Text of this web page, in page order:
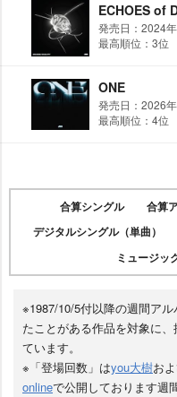
ECHOES of
発売日：2024
最高順位：3位
ONE
発売日：2026
最高順位：4位
合算シングル 合算
デジタルシングル（単曲）
ミュージッ
※1987/10/5付以降の週間ア
たことがある作品を対象に
ています。
※「登場回数」はyou大樹お
onlineで公開しております週